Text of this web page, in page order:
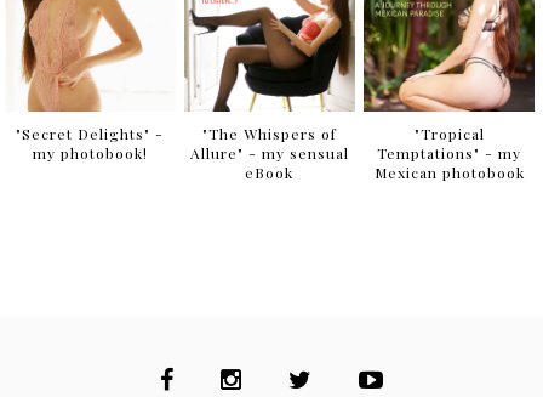
"Secret Delights" -
my photobook!
"The Whispers of
Allure" - my sensual
eBook
"Tropical
Temptations" - my
Mexican photobook